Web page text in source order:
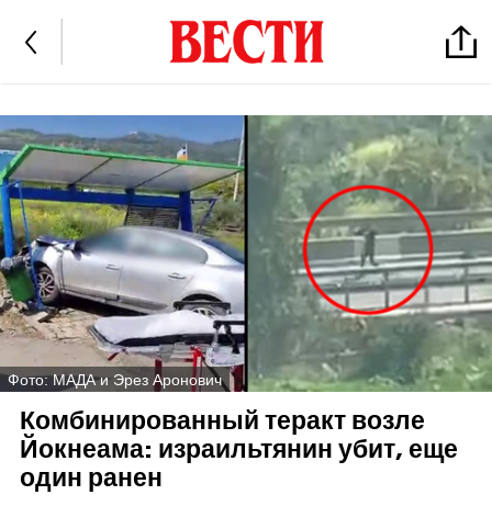
Фото: МАДА и Эрез Аронович
Комбинированный теракт возле
Йокнеама: израильтянин убит, еще
один ранен